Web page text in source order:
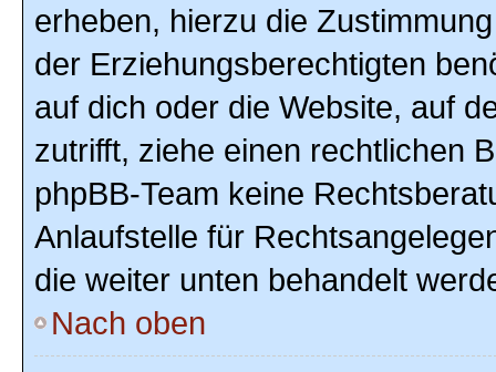
erheben, hierzu die
der Erziehungsberechtigten
auf dich oder die Website, auf
zutrifft, ziehe einen rechtlichen
phpBB-Team keine
Anlaufstelle für
die weiter unten behandelt
Nach oben